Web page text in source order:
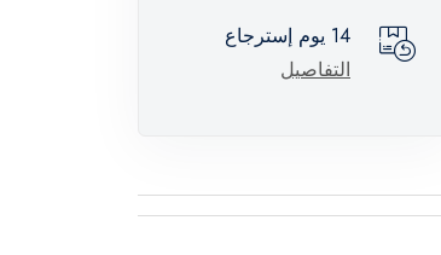
14 يوم إسترجاع
التفاصيل